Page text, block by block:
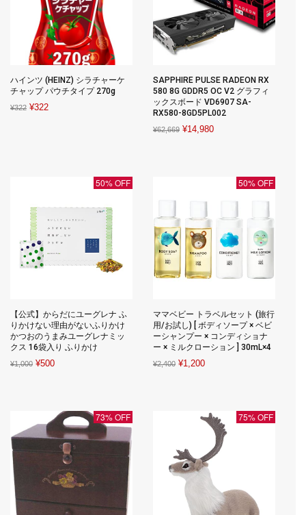
ハインツ (HEINZ) シラチャーケ
チャップ パウチタイプ 270g
¥322 Original
¥322Current
SAPPHIRE PULSE RADEON RX
580 8G GDDR5 OC V2 グラフィ
ックスボード VD6907 SA-
RX580-8GD5PL002
¥62,669 Original
¥14,980Current
50% OFF
【公式】からだにユーグレナ ふ
りかけない理由がないふりかけ
かつおのうまみユーグレナミッ
クス 16袋入り ふりかけ
¥1,000 Original
¥500Current
50% OFF
ママベビー トラベルセット (旅行
用/お試し) [ ボディソープ × ベビ
ーシャンプー × コンディショナ
ー × ミルクローション ] 30mL×4
¥2,400 Original
¥1,200Current
73% OFF 75% OFF